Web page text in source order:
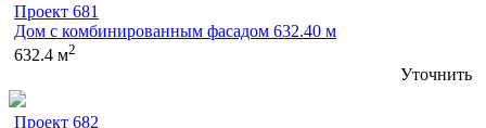
Проект 681
Дом с комбинированным фасадом 632.40 м
632.4 м2
Уточнить
Проект 682